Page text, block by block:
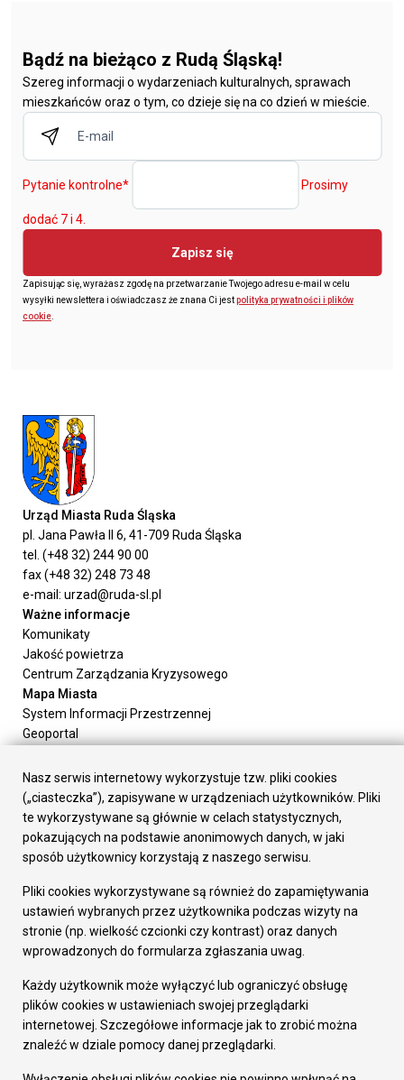
Bądź na bieżąco z Rudą Śląską!
Szereg informacji o wydarzeniach kulturalnych, sprawach
mieszkańców oraz o tym, co dzieje się na co dzień w mieście.
Pytanie kontrolne* Prosimy
dodać 7 i 4.
Zapisz się
Zapisując się, wyrażasz zgodę na przetwarzanie Twojego adresu e-mail w celu
wysyłki newslettera i oświadczasz że znana Ci jestpolityka prywatności i plików
cookie.
Urząd Miasta Ruda Śląska
pl. Jana Pawła II 6, 41-709 Ruda Śląska
tel. (+48 32) 244 90 00
fax (+48 32) 248 73 48
e-mail: urzad@ruda-sl.pl
Ważne informacje
Komunikaty
Jakość powietrza
Centrum Zarządzania Kryzysowego
Mapa Miasta
System Informacji Przestrzennej
Geoportal
Załatw sprawę
Prezydent Miasta
Rada Miasta
Wydziały
Elektroniczna Skrzynka Podawcza
Gospodarka
Fundusze europejskie
Środki krajowe
Oferty inwestycyjne
Pozostałe
Deklaracja dostępności
Dane osobowe
Dodaj opinię o witrynie
Nasz serwis internetowy wykorzystuje tzw. pliki cookies
(„ciasteczka”), zapisywane w urządzeniach użytkowników. Pliki
te wykorzystywane są głównie w celach statystycznych,
pokazujących na podstawie anonimowych danych, w jaki
sposób użytkownicy korzystają z naszego serwisu.
Pliki cookies wykorzystywane są również do zapamiętywania
ustawień wybranych przez użytkownika podczas wizyty na
stronie (np. wielkość czcionki czy kontrast) oraz danych
wprowadzonych do formularza zgłaszania uwag.
Każdy użytkownik może wyłączyć lub ograniczyć obsługę
plików cookies w ustawieniach swojej przeglądarki
internetowej. Szczegółowe informacje jak to zrobić można
znaleźć w dziale pomocy danej przeglądarki.